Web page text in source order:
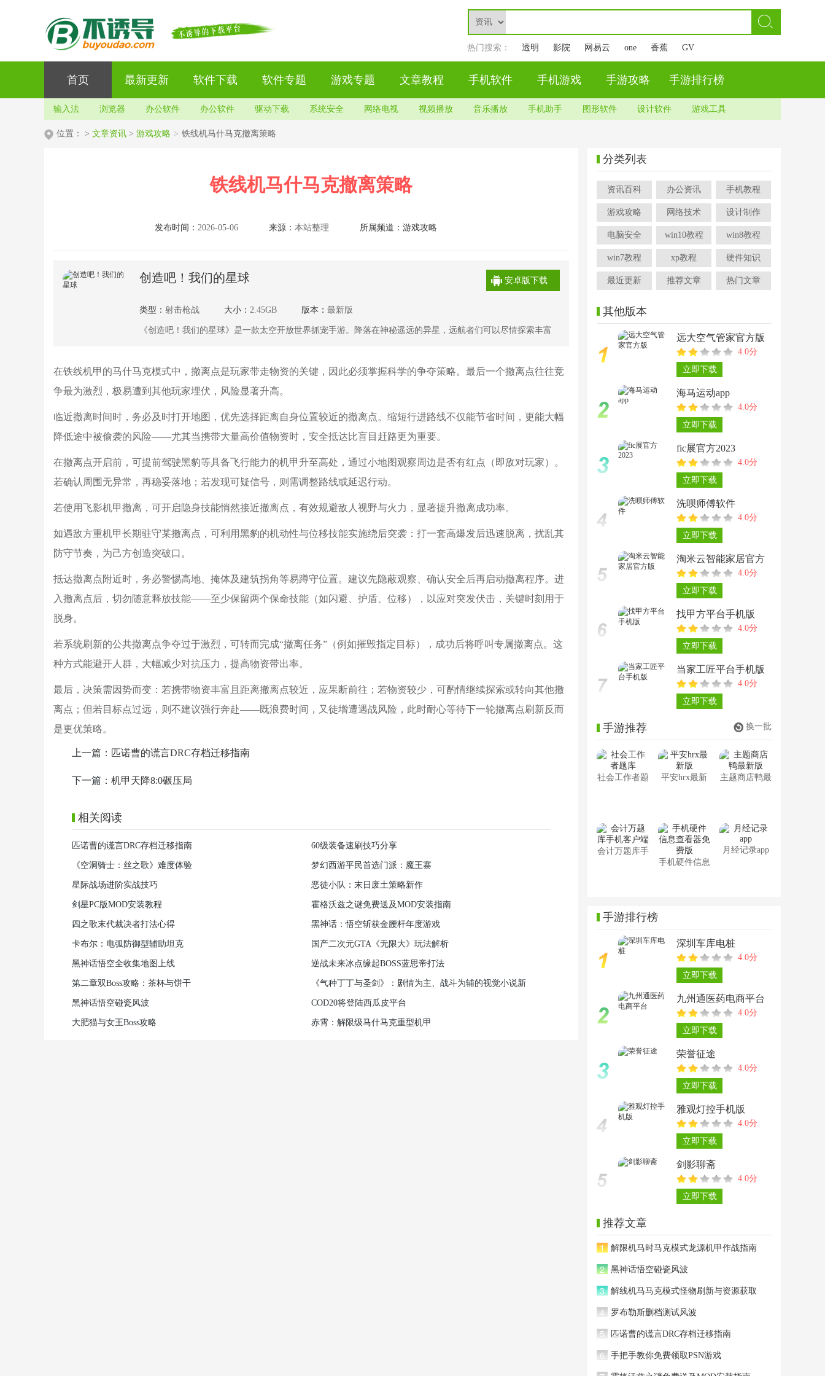
热门搜索： 透明 影院 网易云 one 香蕉 GV
首页 最新更新 软件下载 软件专题 游戏专题 文章教程 手机软件 手机游戏 手游攻略 手游排行榜
输入法 浏览器 办公软件 办公软件 驱动下载 系统安全 网络电视 视频播放 音乐播放 手机助手 图形软件 设计软件 游戏工具
位置： > 文章资讯 > 游戏攻略 > 铁线机马什马克撤离策略
铁线机马什马克撤离策略
发布时间： 2026-05-06 来源： 本站整理 所属频道： 游戏攻略
安卓版下载
创造吧！我们的星球
类型： 射击枪战 大小： 2.45GB 版本： 最新版
《创造吧！我们的星球》是一款太空开放世界抓宠手游。降落在神秘遥远的异星，远航者们可以尽情探索丰富
在铁线机甲的马什马克模式中，撤离点是玩家带走物资的关键，因此必须掌握科学的争夺策略。最后一个撤离点往往竞
争最为激烈，极易遭到其他玩家埋伏，风险显著升高。
临近撤离时间时，务必及时打开地图，优先选择距离自身位置较近的撤离点。缩短行进路线不仅能节省时间，更能大幅
降低途中被偷袭的风险——尤其当携带大量高价值物资时，安全抵达比盲目赶路更为重要。
在撤离点开启前，可提前驾驶黑豹等具备飞行能力的机甲升至高处，通过小地图观察周边是否有红点（即敌对玩家）。
若确认周围无异常，再稳妥落地；若发现可疑信号，则需调整路线或延迟行动。
若使用飞影机甲撤离，可开启隐身技能悄然接近撤离点，有效规避敌人视野与火力，显著提升撤离成功率。
如遇敌方重机甲长期驻守某撤离点，可利用黑豹的机动性与位移技能实施绕后突袭：打一套高爆发后迅速脱离，扰乱其
防守节奏，为己方创造突破口。
抵达撤离点附近时，务必警惕高地、掩体及建筑拐角等易蹲守位置。建议先隐蔽观察、确认安全后再启动撤离程序。进
入撤离点后，切勿随意释放技能——至少保留两个保命技能（如闪避、护盾、位移），以应对突发伏击，关键时刻用于
脱身。
若系统刷新的公共撤离点争夺过于激烈，可转而完成“撤离任务”（例如摧毁指定目标），成功后将呼叫专属撤离点。这
种方式能避开人群，大幅减少对抗压力，提高物资带出率。
最后，决策需因势而变：若携带物资丰富且距离撤离点较近，应果断前往；若物资较少，可酌情继续探索或转向其他撤
离点；但若目标点过远，则不建议强行奔赴——既浪费时间，又徒增遭遇战风险，此时耐心等待下一轮撤离点刷新反而
是更优策略。
上一篇： 匹诺曹的谎言DRC存档迁移指南
下一篇： 机甲天降8:0碾压局
相关阅读
匹诺曹的谎言DRC存档迁移指南 60级装备速刷技巧分享
《空洞骑士：丝之歌》难度体验 梦幻西游平民首选门派：魔王寨
星际战场进阶实战技巧 恶徒小队：末日废土策略新作
剑星PC版MOD安装教程 霍格沃兹之谜免费送及MOD安装指南
四之歌末代裁决者打法心得 黑神话：悟空斩获金腰杆年度游戏
卡布尔：电弧防御型辅助坦克 国产二次元GTA《无限大》玩法解析
黑神话悟空全收集地图上线 逆战未来冰点缘起BOSS蓝思帝打法
第二章双Boss攻略：茶杯与饼干 《气种丁丁与圣剑》：剧情为主、战斗为辅的视觉小说新
作
黑神话悟空碰瓷风波 COD20将登陆西瓜皮平台
大肥猫与女王Boss攻略 赤霄：解限级马什马克重型机甲
分类列表
资讯百科 办公资讯 手机教程
游戏攻略 网络技术 设计制作
电脑安全 win10教程 win8教程
win7教程 xp教程 硬件知识
最近更新 推荐文章 热门文章
其他版本
远大空气管家官方版
4.0分
立即下载
海马运动app
4.0分
立即下载
fic展官方2023
4.0分
立即下载
洗呗师傅软件
4.0分
立即下载
淘米云智能家居官方
版
4.0分
立即下载
找甲方平台手机版
4.0分
立即下载
当家工匠平台手机版
4.0分
立即下载
换一批
手游推荐
社会工作者题
平安hrx最新
主题商店鸭最
会计万题库手
手机硬件信息
月经记录app
手游排行榜
深圳车库电桩
4.0分
立即下载
九州通医药电商平台
4.0分
立即下载
荣誉征途
4.0分
立即下载
雅观灯控手机版
4.0分
立即下载
剑影聊斋
4.0分
立即下载
推荐文章
1
解限机马时马克模式龙源机甲作战指南
2 黑神话悟空碰瓷风波
3 解线机马马克模式怪物刷新与资源获取
4 罗布勒斯删档测试风波
5 匹诺曹的谎言DRC存档迁移指南
6 手把手教你免费领取PSN游戏